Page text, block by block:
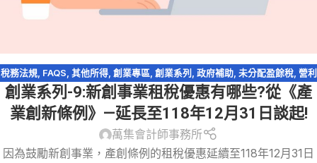
稅務法規, FAQS 其他所得, 創業專區 創業系列 政府補助, 未分配盈餘稅, 營利
事業所得稅 ,產創條例
創業系列-9:新創事業租稅優惠有哪些?從《產
業創新條例》—延長至118年12月31日談起!
萬集會計師事務所
因為鼓勵新創事業，產創條例的租稅優惠延續至118年12月31日